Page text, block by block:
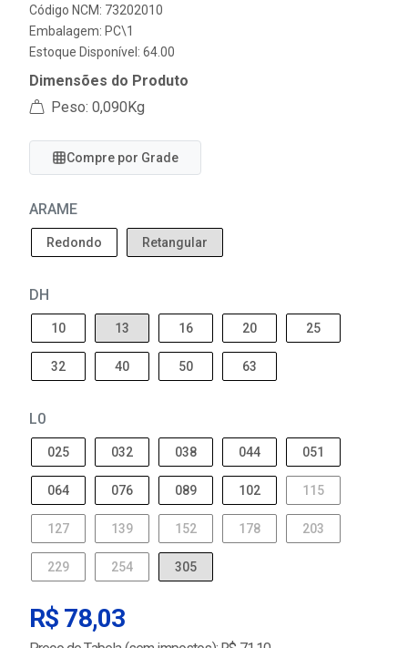
Código NCM: 73202010
Embalagem: PC\1
Estoque Disponível: 64.00
Dimensões do Produto
Peso: 0,090Kg
Compre por Grade
ARAME
Redondo Retangular
DH
10 13 16 20 25
32 40 50 63
L0
025 032 038 044 051
064 076 089 102 115
127 139 152 178 203
229 254 305
R$ 78,03